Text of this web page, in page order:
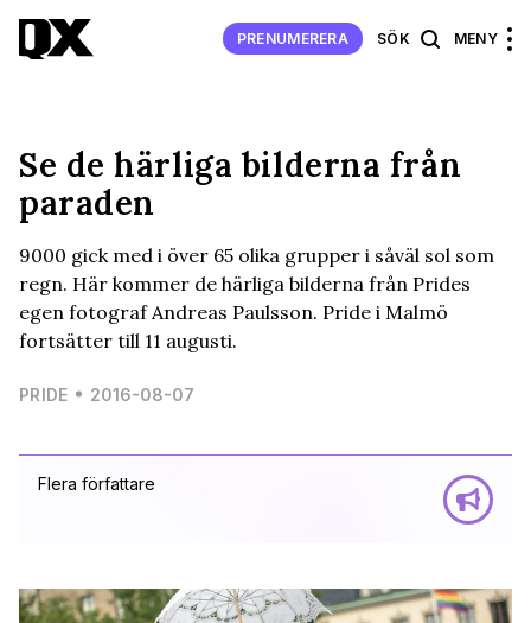
PRENUMERERA SÖK MENY
Flera författare
Se de härliga bilderna från
paraden
9000 gick med i över 65 olika grupper i såväl sol som
regn. Här kommer de härliga bilderna från Prides
egen fotograf Andreas Paulsson. Pride i Malmö
fortsätter till 11 augusti.
PRIDE 2016-08-07